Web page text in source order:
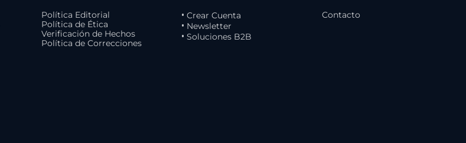
Política Editorial
Política de Ética
Verificación de Hechos
Política de Correcciones
• Crear Cuenta
• Newsletter
• Soluciones B2B
Contacto